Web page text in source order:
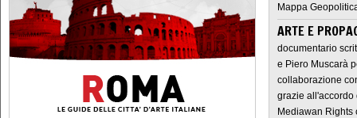
Mappa
ARTE E
documentario
e Piero Muscarà
collaborazione
grazie all'accordo
Mediawan Rights